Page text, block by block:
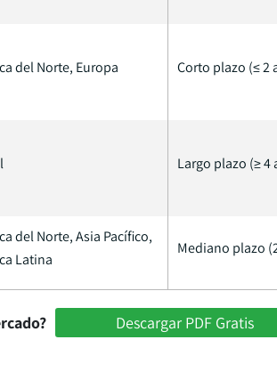
del Norte, Europa Corto plazo (≤ 2
Largo plazo (≥ 4
del Norte, Asia Pacífico,
Latina
Mediano plazo
Descargar PDF Gratis